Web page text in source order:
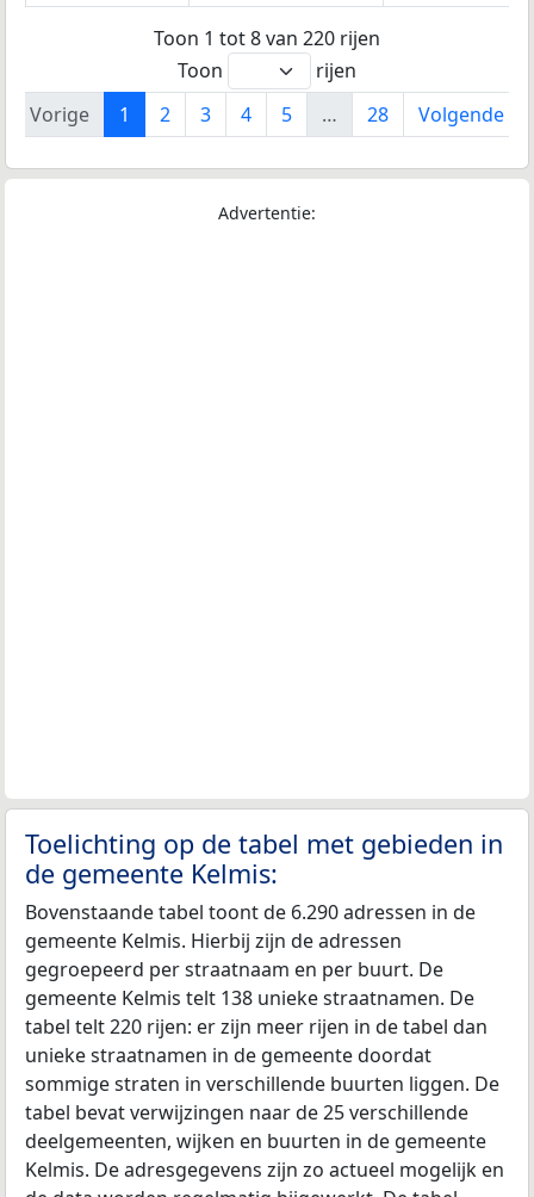
Toon 1 tot 8 van 220 rijen
Toon
rijen
Vorige
1 2 3 4 5 … 28 Volgende
Advertentie:
Toelichting op de tabel met gebieden in
de gemeente Kelmis:
Bovenstaande tabel toont de 6.290 adressen in de
gemeente Kelmis. Hierbij zijn de adressen
gegroepeerd per straatnaam en per buurt. De
gemeente Kelmis telt 138 unieke straatnamen. De
tabel telt 220 rijen: er zijn meer rijen in de tabel dan
unieke straatnamen in de gemeente doordat
sommige straten in verschillende buurten liggen. De
tabel bevat verwijzingen naar de 25 verschillende
deelgemeenten, wijken en buurten in de gemeente
Kelmis. De adresgegevens zijn zo actueel mogelijk en